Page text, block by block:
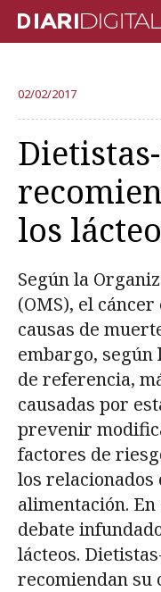
INVESTIGACIÓN
DOCENCIA
INSTITUCIÓN
VIDA EN EL CAMPUS
REPORTAJES
Ámbitos universitarios
Prueba
Suscríbete a los
ESPAÑOL
02/02/2017
los
Según la
(OMS), el
causas de
embargo,
de referencia,
causadas por
prevenir
factores de
los relacionados
alimentación.
debate
lácteos.
recomiendan su